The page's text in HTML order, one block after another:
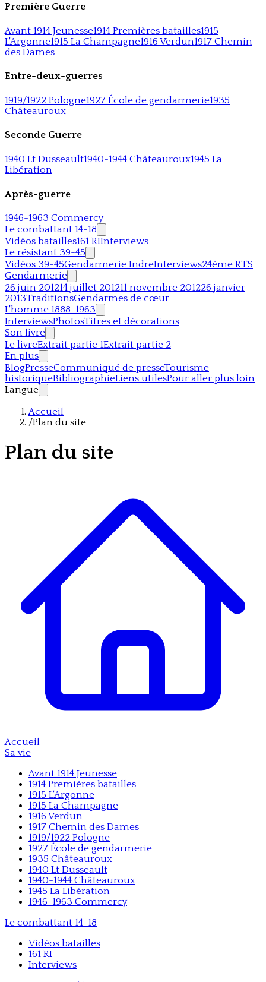
Première Guerre
Avant 1914 Jeunesse1914 Premières batailles1915
L'Argonne1915 La Champagne1916 Verdun1917 Chemin
des Dames
Entre-deux-guerres
1919/1922 Pologne1927 École de gendarmerie1935
Châteauroux
Seconde Guerre
1940 Lt Dusseault1940-1944 Châteauroux1945 La
Libération
Après-guerre
1946-1963 Commercy
Le combattant 14-18
Vidéos batailles161 RIInterviews
Le résistant 39-45
Vidéos 39-45Gendarmerie IndreInterviews24ème RTS
Gendarmerie
26 juin 201214 juillet 201211 novembre 201226 janvier
2013TraditionsGendarmes de cœur
L'homme 1888-1963
InterviewsPhotosTitres et décorations
Son livre
Le livreExtrait partie 1Extrait partie 2
En plus
BlogPresseCommuniqué de presseTourisme
historiqueBibliographieLiens utilesPour aller plus loin
Langue
Accueil
/Plan du site
Plan du site
Accueil
Sa vie
Avant 1914 Jeunesse
1914 Premières batailles
1915 L'Argonne
1915 La Champagne
1916 Verdun
1917 Chemin des Dames
1919/1922 Pologne
1927 École de gendarmerie
1935 Châteauroux
1940 Lt Dusseault
1940-1944 Châteauroux
1945 La Libération
1946-1963 Commercy
Le combattant 14-18
Vidéos batailles
161 RI
Interviews